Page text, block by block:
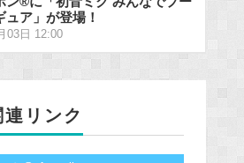
ュア」が登場！
03日 12:00
リンク